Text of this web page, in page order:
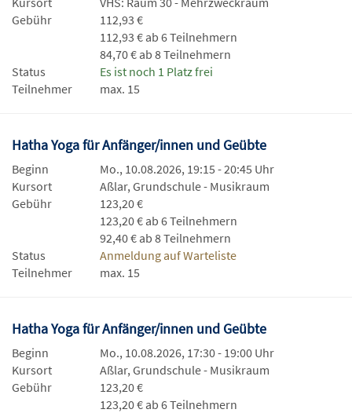
Gebühr
112,93 €
112,93 € ab 6 Teilnehmern
84,70 € ab 8 Teilnehmern
Status
Es ist noch 1 Platz frei
Teilnehmer
max. 15
Hatha Yoga für Anfänger/innen und Geübte
Beginn
Mo., 10.08.2026, 19:15 - 20:45 Uhr
Kursort
Aßlar, Grundschule - Musikraum
Gebühr
123,20 €
123,20 € ab 6 Teilnehmern
92,40 € ab 8 Teilnehmern
Status
Anmeldung auf Warteliste
Teilnehmer
max. 15
Hatha Yoga für Anfänger/innen und Geübte
Beginn
Mo., 10.08.2026, 17:30 - 19:00 Uhr
Kursort
Aßlar, Grundschule - Musikraum
Gebühr
123,20 €
123,20 € ab 6 Teilnehmern